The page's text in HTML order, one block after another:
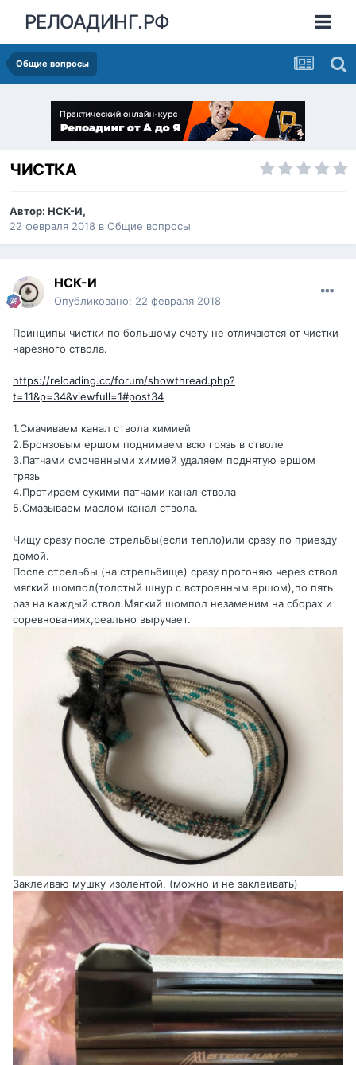
РЕЛОАДИНГ.РФ
Общие вопросы
ЧИСТКА
Автор: НСК-И,
22 февраля 2018 в Общие вопросы
НСК-И
Опубликовано: 22 февраля 2018
Принципы чистки по большому счету не отличаются от чистки
нарезного ствола.
https://reloading.cc/forum/showthread.php?
t=11&p=34&viewfull=1#post34
1.Смачиваем канал ствола химией
2.Бронзовым ершом поднимаем всю грязь в стволе
3.Патчами смоченными химией удаляем поднятую ершом
грязь
4.Протираем сухими патчами канал ствола
5.Смазываем маслом канал ствола.
Чищу сразу после стрельбы(если тепло)или сразу по приезду
домой.
После стрельбы (на стрельбище) сразу прогоняю через ствол
мягкий шомпол(толстый шнур с встроенным ершом),по пять
раз на каждый ствол.Мягкий шомпол незаменим на сборах и
соревнованиях,реально выручает.
Заклеиваю мушку изолентой. (можно и не заклеивать)